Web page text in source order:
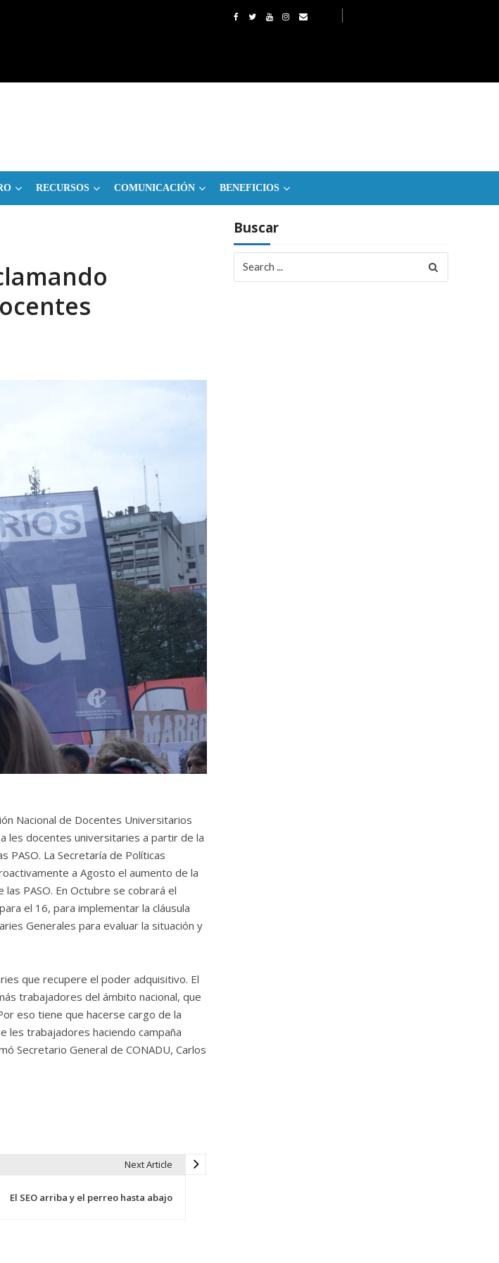
RECURSOS COMUNICACIÓN BENEFICIOS
Nacional de Docentes Universitarios
les docentes universitaries a partir de la
PASO. La Secretaría de Políticas
a Agosto el aumento de la
PASO. En Octubre se cobrará el
el 16, para implementar la cláusula
Generales para evaluar la situación y
que recupere el poder adquisitivo. El
trabajadores del ámbito nacional, que
eso tiene que hacerse cargo de la
les trabajadores haciendo campaña
Secretario General de CONADU, Carlos
Next Article
El SEO arriba y el perreo hasta abajo
Buscar
for: